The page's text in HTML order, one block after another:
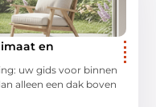
en
uw gids voor binnen
alleen een dak boven